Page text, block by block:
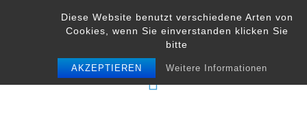
Diese Website benutzt verschiedene Arten von
Cookies, wenn Sie einverstanden klicken Sie
bitte
AKZEPTIEREN Weitere Informationen